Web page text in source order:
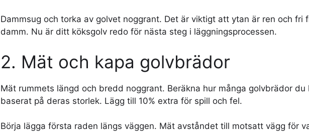
Dammsug och torka av golvet noggrant. Det är viktigt att ytan är ren och fri
damm. Nu är ditt köksgolv redo för nästa steg i läggningsprocessen.
2. Mät och kapa golvbrädor
Mät rummets längd och bredd noggrant. Beräkna hur många golvbrädor du
baserat på deras storlek. Lägg till 10% extra för spill och fel.
Börja lägga första raden längs väggen. Mät avståndet till motsatt vägg för